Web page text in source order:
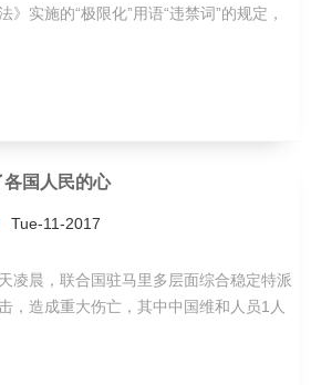
实施的“极限化”用语“违禁词”的规定，
国人民的心
Tue-11-2017
凌晨，联合国驻马里多层面综合稳定特派
，造成重大伤亡，其中中国维和人员1人